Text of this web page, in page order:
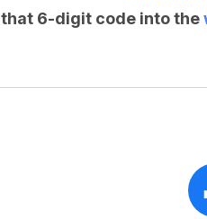
that 6-digit code into the